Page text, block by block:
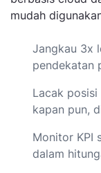
mudah
Jangkau 3x
pendekatan
Lacak
kapan pun,
Monitor KPI
dalam